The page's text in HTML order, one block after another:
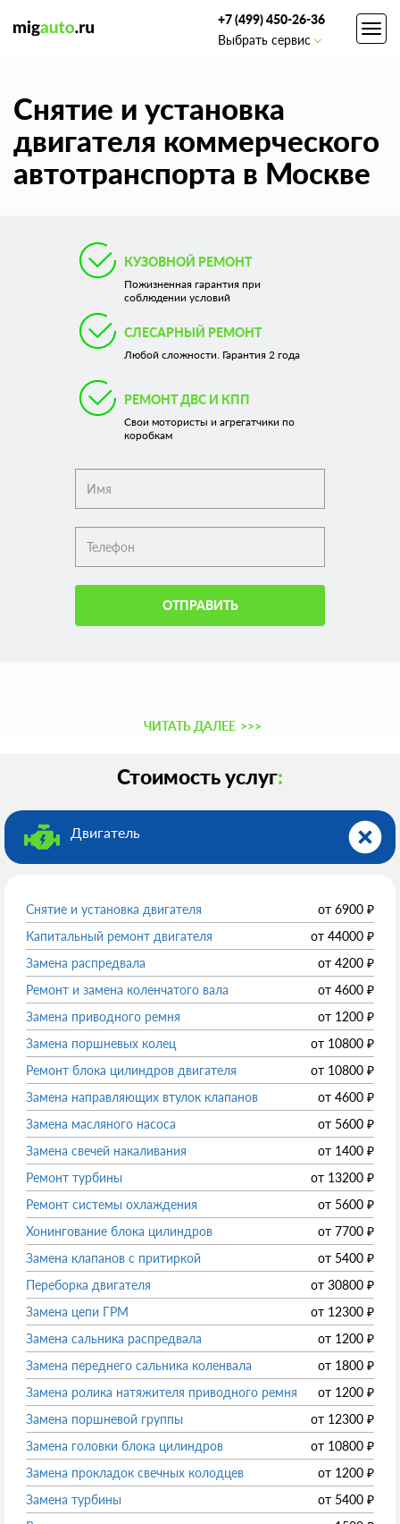
+7 (499) 450-26-36
Выбрать сервис
Снятие и установка
двигателя коммерческого
автотранспорта в Москве
КУЗОВНОЙ РЕМОНТ
Пожизненная гарантия при
соблюдении условий
СЛЕСАРНЫЙ РЕМОНТ
Любой сложности. Гарантия 2 года
РЕМОНТ ДВС И КПП
Свои мотористы и агрегатчики по
коробкам
ОТПРАВИТЬ
ЧИТАТЬ ДАЛЕЕ >>>
Стоимость услуг:
Двигатель
Снятие и установка двигателя от 6900 ₽
Капитальный ремонт двигателя
от 44000 ₽
Замена распредвала
от 4200 ₽
Ремонт и замена коленчатого вала
от 4600 ₽
Замена приводного ремня
от 1200 ₽
Замена поршневых колец
от 10800 ₽
Ремонт блока цилиндров двигателя
от 10800 ₽
Замена направляющих втулок клапанов
от 4600 ₽
Замена масляного насоса
от 5600 ₽
Замена свечей накаливания
от 1400 ₽
Ремонт турбины
от 13200 ₽
Ремонт системы охлаждения
от 5600 ₽
Хонингование блока цилиндров
от 7700 ₽
Замена клапанов с притиркой
от 5400 ₽
Переборка двигателя
от 30800 ₽
Замена цепи ГРМ
от 12300 ₽
Замена сальника распредвала
от 1200 ₽
Замена переднего сальника коленвала
от 1800 ₽
Замена ролика натяжителя приводного ремня
от 1200 ₽
Замена поршневой группы
от 12300 ₽
Замена головки блока цилиндров
от 10800 ₽
Замена прокладок свечных колодцев
от 1200 ₽
Замена турбины
от 5400 ₽